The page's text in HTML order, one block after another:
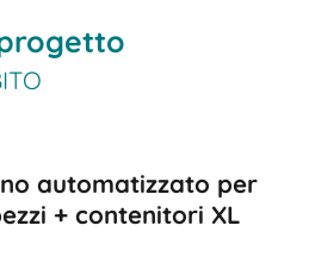
automatizzato per
+ contenitori XL